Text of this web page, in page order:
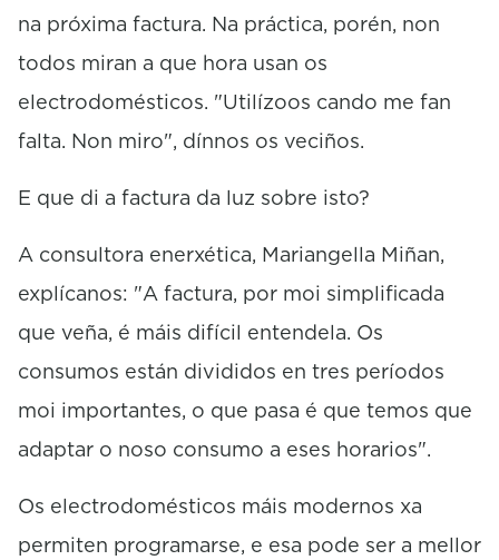
d
na próxima factura. Na práctica, porén, non
todos miran a que hora usan os
electrodomésticos. "Utilízoos cando me fan
falta. Non miro", dínnos os veciños.
E que di a factura da luz sobre isto?
A consultora enerxética, Mariangella Miñan,
explícanos: "A factura, por moi simplificada
que veña, é máis difícil entendela. Os
consumos están divididos en tres períodos
moi importantes, o que pasa é que temos que
adaptar o noso consumo a eses horarios".
Os electrodomésticos máis modernos xa
permiten programarse, e esa pode ser a mellor